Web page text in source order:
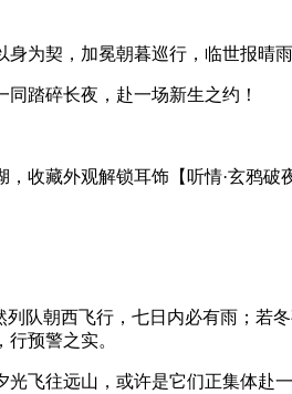
为契，加冕朝暮巡行，临世报晴
踏碎长夜，赴一场新生之约！
藏外观解锁耳饰【听情·玄鸦破
朝西飞行，七日内必有雨；若
预警之实。
往远山，或许是它们正集体赴